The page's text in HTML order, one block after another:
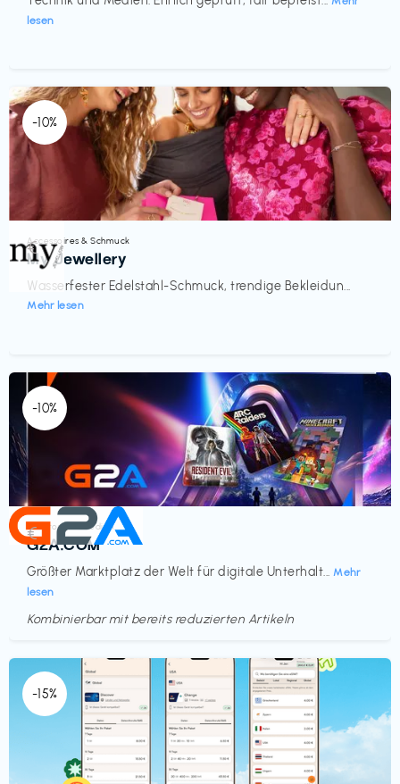
lesen
-10%
Accessoires & Schmuck
My Jewellery
Wasserfester Edelstahl-Schmuck, trendige Bekleidun...
Mehr lesen
€‎
-10%
Elektronik & Medien
G2A.COM
Größter Marktplatz der Welt für digitale Unterhalt... Mehr
lesen
€‎
Kombinierbar mit bereits reduzierten Artikeln
-15%